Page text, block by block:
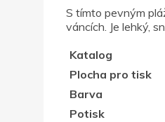
S tímto pevným
váncích. Je lehký,
Katalog
Plocha pro tisk
Barva
Potisk